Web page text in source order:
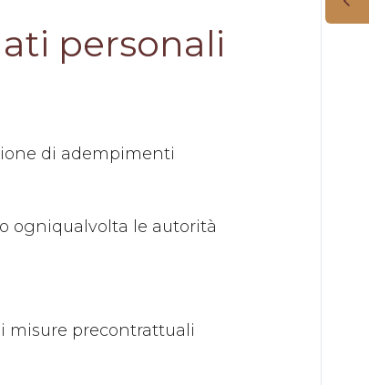
personali
di adempimenti
ogniqualvolta le autorità
misure precontrattuali